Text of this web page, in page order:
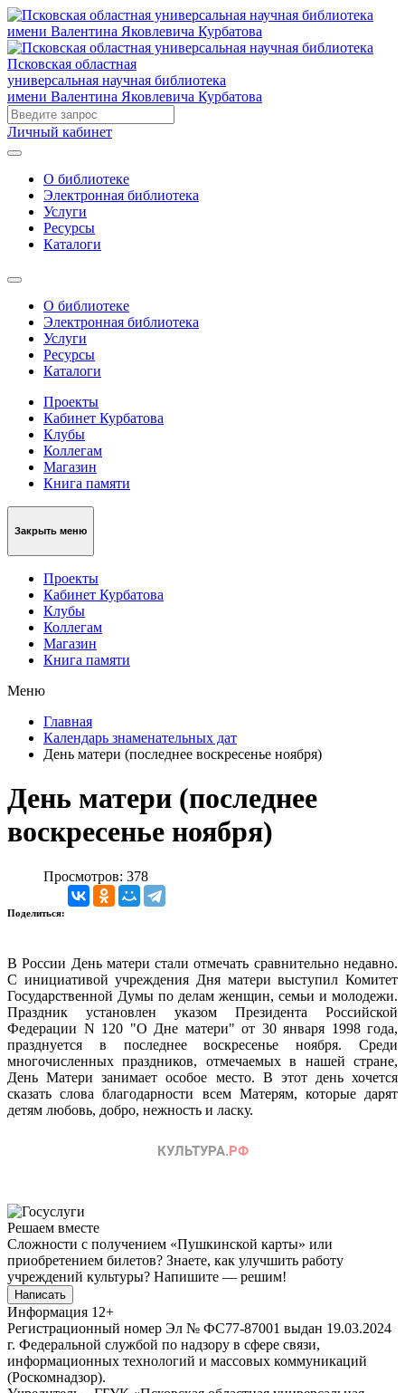
Псковская областная
универсальная научная библиотека
имени Валентина Яковлевича Курбатова
Личный кабинет
О библиотеке
Электронная библиотека
Услуги
Ресурсы
Каталоги
О библиотеке
Электронная библиотека
Услуги
Ресурсы
Каталоги
Проекты
Кабинет Курбатова
Клубы
Коллегам
Магазин
Книга памяти
Закрыть меню
Проекты
Кабинет Курбатова
Клубы
Коллегам
Магазин
Книга памяти
Меню
Главная
Календарь знаменательных дат
День матери (последнее воскресенье ноября)
День матери (последнее
воскресенье ноября)
Просмотров: 378
Поделиться:
В России День матери стали отмечать сравнительно недавно.
С инициативой учреждения Дня матери выступил Комитет
Государственной Думы по делам женщин, семьи и молодежи.
Праздник установлен указом Президента Российской
Федерации N 120 "О Дне матери" от 30 января 1998 года,
празднуется в последнее воскресенье ноября. Среди
многочисленных праздников, отмечаемых в нашей стране,
День Матери занимает особое место. В этот день хочется
сказать слова благодарности всем Матерям, которые дарят
детям любовь, добро, нежность и ласку.
Решаем вместе
Сложности с получением «Пушкинской карты» или
приобретением билетов? Знаете, как улучшить работу
учреждений культуры? Напишите — решим!
Написать
Информация 12+
Регистрационный номер Эл № ФС77-87001 выдан 19.03.2024
г. Федеральной службой по надзору в сфере связи,
информационных технологий и массовых коммуникаций
(Роскомнадзор).